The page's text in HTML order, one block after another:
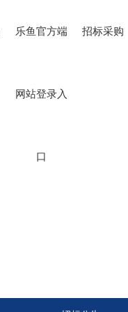
乐鱼官方端
网站登录入
口
招标采购